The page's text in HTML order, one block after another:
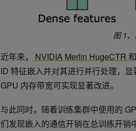
图 1
近年来， NVIDIA Merlin HugeCTR 和
ID 特征嵌入并对其进行并行处理，
GPU 内存带宽可实现显著改进。
与此同时，随着训练集群中使用的
们发现嵌入的通信开销在总训练开销